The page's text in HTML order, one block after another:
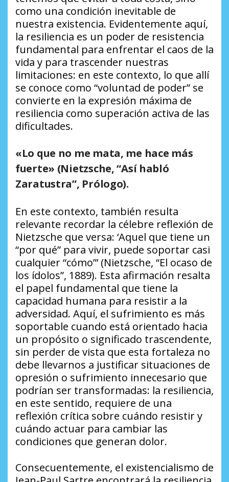
como una condición inevitable de
nuestra existencia. Evidentemente aquí,
la resiliencia es un poder de resistencia
fundamental para enfrentar el caos de la
vida y para trascender nuestras
limitaciones: en este contexto, lo que allí
se conoce como “voluntad de poder” se
convierte en la expresión máxima de
resiliencia como superación activa de las
dificultades.
«Lo que no me mata, me hace más
fuerte» (Nietzsche, “Así habló
Zaratustra”, Prólogo).
En este contexto, también resulta
relevante recordar la célebre reflexión de
Nietzsche que versa: ‘Aquel que tiene un
“por qué” para vivir, puede soportar casi
cualquier “cómo”’ (Nietzsche, “El ocaso de
los ídolos”, 1889). Esta afirmación resalta
el papel fundamental que tiene la
capacidad humana para resistir a la
adversidad. Aquí, el sufrimiento es más
soportable cuando está orientado hacia
un propósito o significado trascendente,
sin perder de vista que esta fortaleza no
debe llevarnos a justificar situaciones de
opresión o sufrimiento innecesario que
podrían ser transformadas: la resiliencia,
en este sentido, requiere de una
reflexión crítica sobre cuándo resistir y
cuándo actuar para cambiar las
condiciones que generan dolor.
Consecuentemente, el existencialismo de